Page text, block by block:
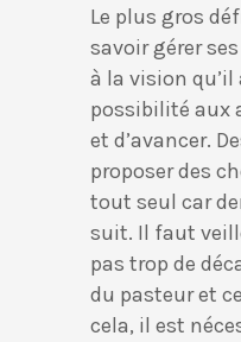
Le plus gros
savoir gérer
à la vision
possibilité aux
et d’avancer.
proposer des
tout seul car
suit. Il faut
pas trop de
du pasteur et
cela, il est